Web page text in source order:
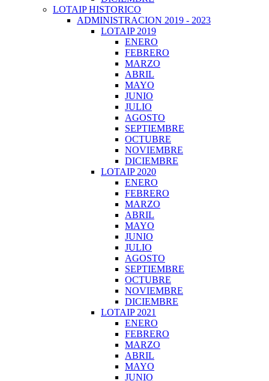
LOTAIP HISTORICO
ADMINISTRACION 2019 - 2023
LOTAIP 2019
ENERO
FEBRERO
MARZO
ABRIL
MAYO
JUNIO
JULIO
AGOSTO
SEPTIEMBRE
OCTUBRE
NOVIEMBRE
DICIEMBRE
LOTAIP 2020
ENERO
FEBRERO
MARZO
ABRIL
MAYO
JUNIO
JULIO
AGOSTO
SEPTIEMBRE
OCTUBRE
NOVIEMBRE
DICIEMBRE
LOTAIP 2021
ENERO
FEBRERO
MARZO
ABRIL
MAYO
JUNIO